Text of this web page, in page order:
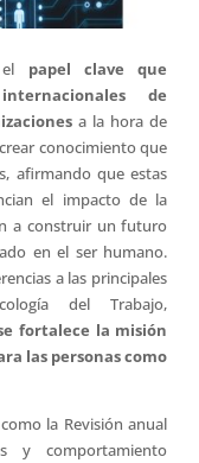
papel clave que
de
a la hora de
conocimiento que
afirmando que estas
el impacto de la
a construir un futuro
en el ser humano.
a las principales
del Trabajo,
fortalece la misión
las personas como
la Revisión anual
y comportamiento